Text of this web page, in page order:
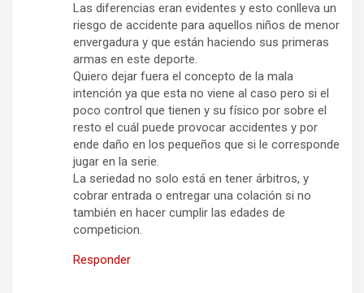
Las diferencias eran evidentes y esto conlleva un
riesgo de accidente para aquellos niños de menor
envergadura y que están haciendo sus primeras
armas en este deporte.
Quiero dejar fuera el concepto de la mala
intención ya que esta no viene al caso pero si el
poco control que tienen y su físico por sobre el
resto el cuál puede provocar accidentes y por
ende daño en los pequeños que si le corresponde
jugar en la serie.
La seriedad no solo está en tener árbitros, y
cobrar entrada o entregar una colación si no
también en hacer cumplir las edades de
competicion.
Responder